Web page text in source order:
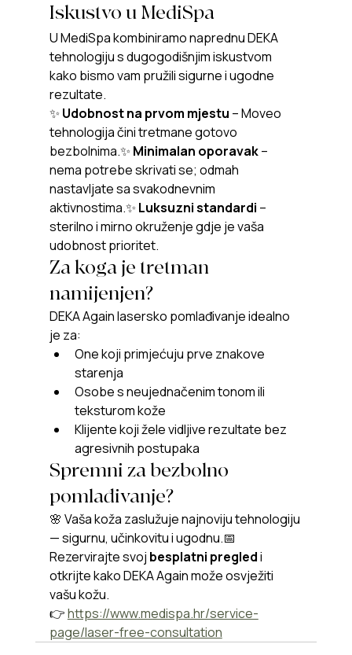
Iskustvo u MediSpa
U MediSpa kombiniramo naprednu DEKA
tehnologiju s dugogodišnjim iskustvom
kako bismo vam pružili sigurne i ugodne
rezultate.
✨ Udobnost na prvom mjestu – Moveo
tehnologija čini tretmane gotovo
bezbolnima.✨ Minimalan oporavak –
nema potrebe skrivati se; odmah
nastavljate sa svakodnevnim
aktivnostima.✨ Luksuzni standardi –
sterilno i mirno okruženje gdje je vaša
udobnost prioritet.
Za koga je tretman
namijenjen?
DEKA Again lasersko pomlađivanje idealno
je za:
One koji primjećuju prve znakove
starenja
Osobe s neujednačenim tonom ili
teksturom kože
Klijente koji žele vidljive rezultate bez
agresivnih postupaka
Spremni za bezbolno
pomlađivanje?
🌸 Vaša koža zaslužuje najnoviju tehnologiju
— sigurnu, učinkovitu i ugodnu.📅
Rezervirajte svoj besplatni pregled i
otkrijte kako DEKA Again može osvježiti
vašu kožu.
👉 https://www.medispa.hr/service-
page/laser-free-consultation